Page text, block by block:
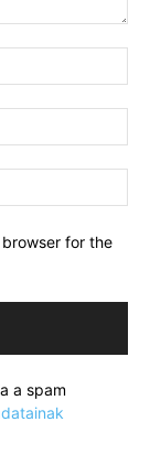
for the
a spam